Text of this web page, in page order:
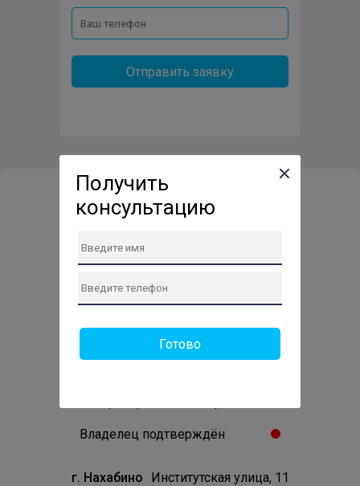
Сервис-центр по ремонту
техники в Нахабино
Отзывов:
Владелец подтверждён
г. Нахабино Институтская улица, 11
Отправить заявку
Получить
консультацию
Готово